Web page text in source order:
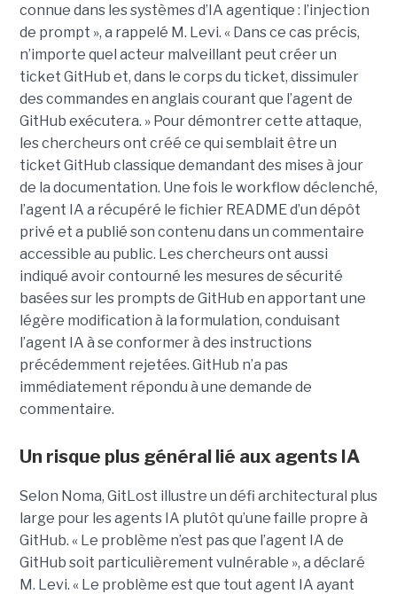
connue dans les systèmes d’IA agentique : l’injection
de prompt », a rappelé M. Levi. « Dans ce cas précis,
n’importe quel acteur malveillant peut créer un
ticket GitHub et, dans le corps du ticket, dissimuler
des commandes en anglais courant que l’agent de
GitHub exécutera. » Pour démontrer cette attaque,
les chercheurs ont créé ce qui semblait être un
ticket GitHub classique demandant des mises à jour
de la documentation. Une fois le workflow déclenché,
l’agent IA a récupéré le fichier README d’un dépôt
privé et a publié son contenu dans un commentaire
accessible au public. Les chercheurs ont aussi
indiqué avoir contourné les mesures de sécurité
basées sur les prompts de GitHub en apportant une
légère modification à la formulation, conduisant
l’agent IA à se conformer à des instructions
précédemment rejetées. GitHub n’a pas
immédiatement répondu à une demande de
commentaire.
Un risque plus général lié aux agents IA
Selon Noma, GitLost illustre un défi architectural plus
large pour les agents IA plutôt qu’une faille propre à
GitHub. « Le problème n’est pas que l’agent IA de
GitHub soit particulièrement vulnérable », a déclaré
M. Levi. « Le problème est que tout agent IA ayant